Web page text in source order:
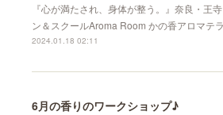
『心が満たされ、身体が整う。』奈良・王
ン＆スクールAroma Room かの香アロマテ
2024.01.18 02:11
6月の香りのワークショップ♪︎